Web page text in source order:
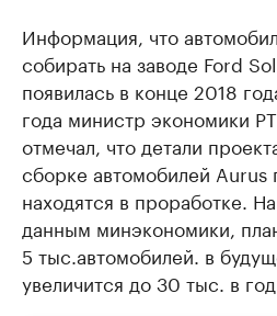
Информация, что
собирать на заводе Ford
появилась в конце 2018
года министр экономики
отмечал, что детали
сборке автомобилей Aurus
находятся в проработке.
данным минэкономики,
5 тыс.автомобилей. в
увеличится до 30 тыс. в год.